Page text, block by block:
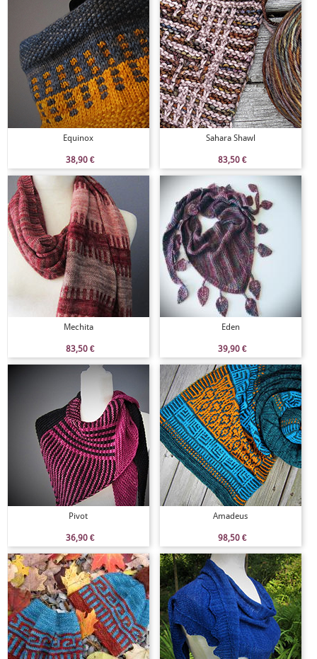
Equinox
38,90 €
Sahara Shawl
83,50 €
Mechita
83,50 €
Eden
39,90 €
Pivot
36,90 €
Amadeus
98,50 €